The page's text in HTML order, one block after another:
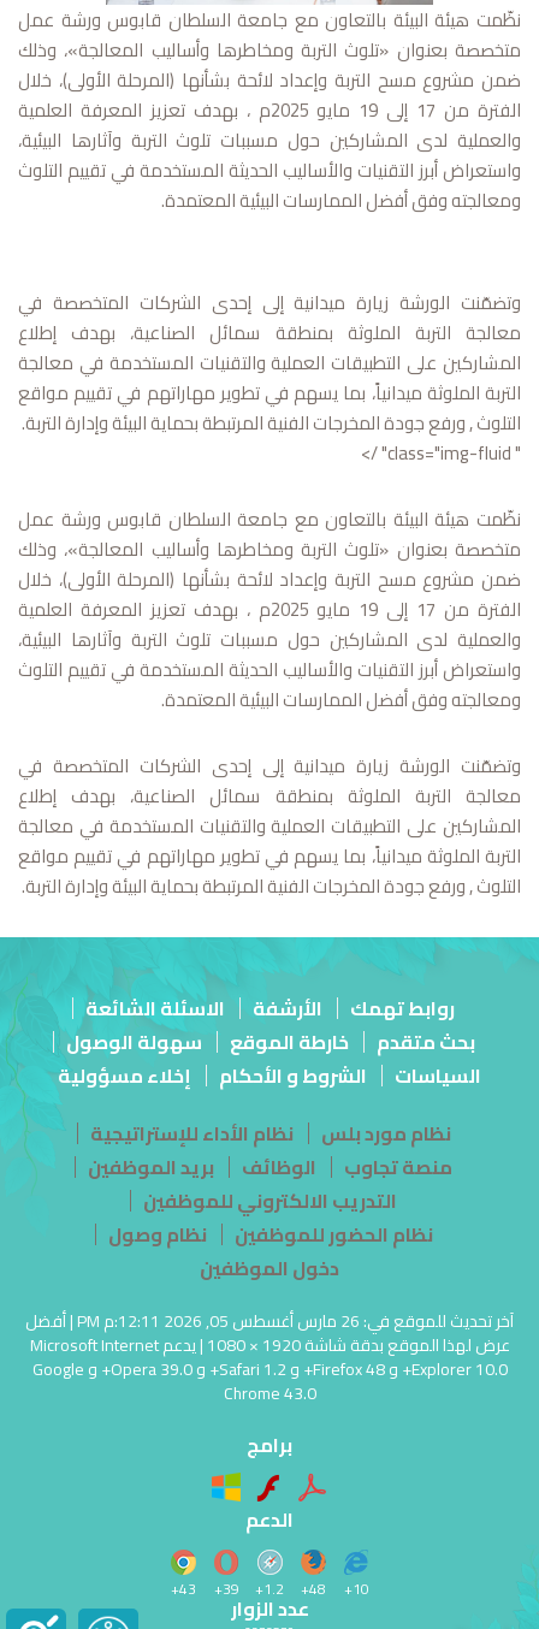
نظّمت هيئة البيئة بالتعاون مع جامعة السلطان قابوس ورشة عمل
متخصصة بعنوان «تلوث التربة ومخاطرها وأساليب المعالجة»، وذلك
ضمن مشروع مسح التربة وإعداد لائحة بشأنها (المرحلة الأولى)، خلال
الفترة من 17 إلى 19 مايو 2025م ، بهدف تعزيز المعرفة العلمية
والعملية لدى المشاركين حول مسببات تلوث التربة وآثارها البيئية،
واستعراض أبرز التقنيات والأساليب الحديثة المستخدمة في تقييم التلوث
ومعالجته وفق أفضل الممارسات البيئية المعتمدة.
وتضمّنت الورشة زيارة ميدانية إلى إحدى الشركات المتخصصة في
معالجة التربة الملوثة بمنطقة سمائل الصناعية، بهدف إطلاع
المشاركين على التطبيقات العملية والتقنيات المستخدمة في معالجة
التربة الملوثة ميدانياً، بما يسهم في تطوير مهاراتهم في تقييم مواقع
التلوث , ورفع جودة المخرجات الفنية المرتبطة بحماية البيئة وإدارة التربة.
" class="img-fluid" />
نظّمت هيئة البيئة بالتعاون مع جامعة السلطان قابوس ورشة عمل
متخصصة بعنوان «تلوث التربة ومخاطرها وأساليب المعالجة»، وذلك
ضمن مشروع مسح التربة وإعداد لائحة بشأنها (المرحلة الأولى)، خلال
الفترة من 17 إلى 19 مايو 2025م ، بهدف تعزيز المعرفة العلمية
والعملية لدى المشاركين حول مسببات تلوث التربة وآثارها البيئية،
واستعراض أبرز التقنيات والأساليب الحديثة المستخدمة في تقييم التلوث
ومعالجته وفق أفضل الممارسات البيئية المعتمدة.
وتضمّنت الورشة زيارة ميدانية إلى إحدى الشركات المتخصصة في
معالجة التربة الملوثة بمنطقة سمائل الصناعية، بهدف إطلاع
المشاركين على التطبيقات العملية والتقنيات المستخدمة في معالجة
التربة الملوثة ميدانياً، بما يسهم في تطوير مهاراتهم في تقييم مواقع
التلوث , ورفع جودة المخرجات الفنية المرتبطة بحماية البيئة وإدارة التربة.
روابط تهمك الأرشفة
الاسئلة الشائعة
بحث متقدم
خارطة الموقع
سهولة الوصول
السياسات
الشروط و الأحكام
إخلاء مسؤولية
نظام مورد بلس
نظام الأداء للإستراتيجية
منصة تجاوب
الوظائف
بريد الموظفين
التدريب الالكتروني للموظفين
نظام الحضور للموظفين
نظام وصول
دخول الموظفين
آخر تحديث للموقع في: 26 مارس أغسطس 05, 2026 12:11:م PM | أفضل
عرض لهذا الموقع بدقة شاشة 1920 × 1080 | يدعم Microsoft Internet
Explorer 10.0+ و Firefox 48+ و Safari 1.2+ و Opera 39.0+ و Google
Chrome 43.0
برامج
الدعم
10+
48+
1.2+
39+
43+
عدد الزوار